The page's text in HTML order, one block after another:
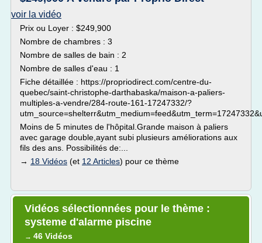
voir la vidéo
Prix ou Loyer : $249,900
Nombre de chambres : 3
Nombre de salles de bain : 2
Nombre de salles d'eau : 1
Fiche détaillée : https://propriodirect.com/centre-du-
quebec/saint-christophe-darthabaska/maison-a-paliers-
multiples-a-vendre/284-route-161-17247332/?
Moins de 5 minutes de l'hôpital.Grande maison à paliers
avec garage double,ayant subi plusieurs améliorations aux
fils des ans. Possibilités de:...
→ 18 Vidéos (et 12 Articles) pour ce thème
Vidéos sélectionnées pour le thème :
systeme d'alarme piscine
→ 46 Vidéos